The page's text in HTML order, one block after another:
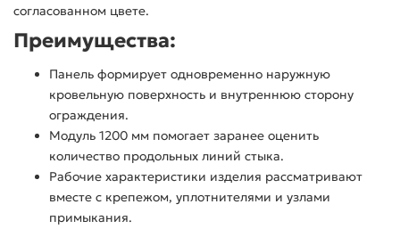
согласованном цвете.
Преимущества:
Панель формирует одновременно наружную
кровельную поверхность и внутреннюю сторону
ограждения.
Модуль 1200 мм помогает заранее оценить
количество продольных линий стыка.
Рабочие характеристики изделия рассматривают
вместе с крепежом, уплотнителями и узлами
примыкания.